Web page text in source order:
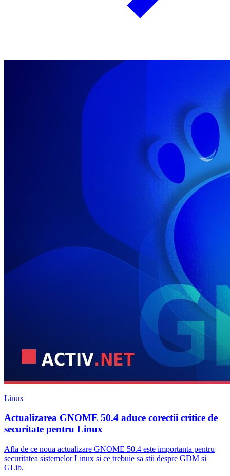
Linux
Actualizarea GNOME 50.4 aduce corectii critice de
securitate pentru Linux
Afla de ce noua actualizare GNOME 50.4 este importanta pentru
securitatea sistemelor Linux si ce trebuie sa stii despre GDM si
GLib.